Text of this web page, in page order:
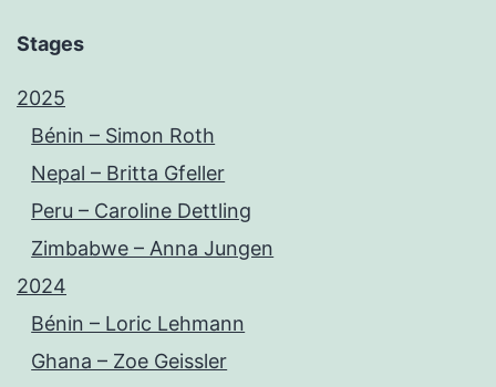
Stages
2025
Bénin – Simon Roth
Nepal – Britta Gfeller
Peru – Caroline Dettling
Zimbabwe – Anna Jungen
2024
Bénin – Loric Lehmann
Ghana – Zoe Geissler